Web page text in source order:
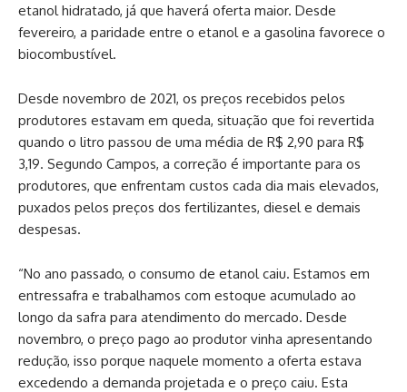
etanol hidratado, já que haverá oferta maior. Desde
fevereiro, a paridade entre o etanol e a gasolina favorece o
biocombustível.
Desde novembro de 2021, os preços recebidos pelos
produtores estavam em queda, situação que foi revertida
quando o litro passou de uma média de R$ 2,90 para R$
3,19. Segundo Campos, a correção é importante para os
produtores, que enfrentam custos cada dia mais elevados,
puxados pelos preços dos fertilizantes, diesel e demais
despesas.
“No ano passado, o consumo de etanol caiu. Estamos em
entressafra e trabalhamos com estoque acumulado ao
longo da safra para atendimento do mercado. Desde
novembro, o preço pago ao produtor vinha apresentando
redução, isso porque naquele momento a oferta estava
excedendo a demanda projetada e o preço caiu. Esta